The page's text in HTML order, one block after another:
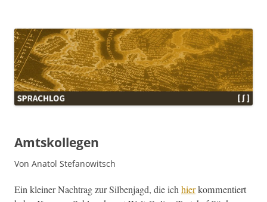
Amtskollegen
Von Anatol Stefanowitsch
Ein klein­er Nach­trag zur Sil­ben­jagd, die ichhierkom­men­tiert